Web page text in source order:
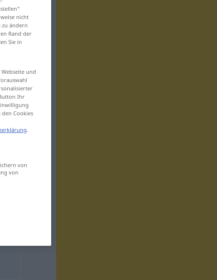
nicht
zu ändern
Rand der
Sie in
und
Ihr
Cookies
.
von
von